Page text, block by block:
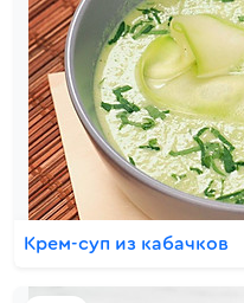
Крем-суп из кабачков